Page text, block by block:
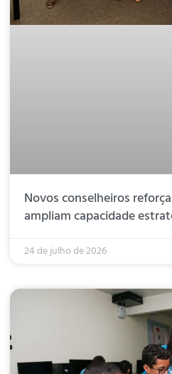
Novos conselheiros
ampliam capacidade
24 de julho de 2026